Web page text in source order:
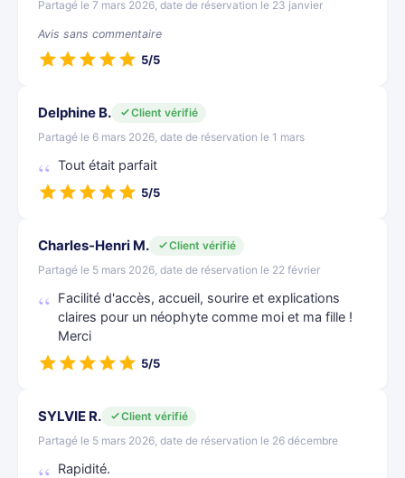
Partagé le 7 mars 2026, date de réservation le 23 janvier
Avis sans commentaire
5/5
Delphine B.
Client vérifié
Partagé le 6 mars 2026, date de réservation le 1 mars
Tout était parfait
5/5
Charles-Henri M.
Client vérifié
Partagé le 5 mars 2026, date de réservation le 22 février
Facilité d'accès, accueil, sourire et explications
claires pour un néophyte comme moi et ma fille !
Merci
5/5
SYLVIE R.
Client vérifié
Partagé le 5 mars 2026, date de réservation le 26 décembre
Rapidité.